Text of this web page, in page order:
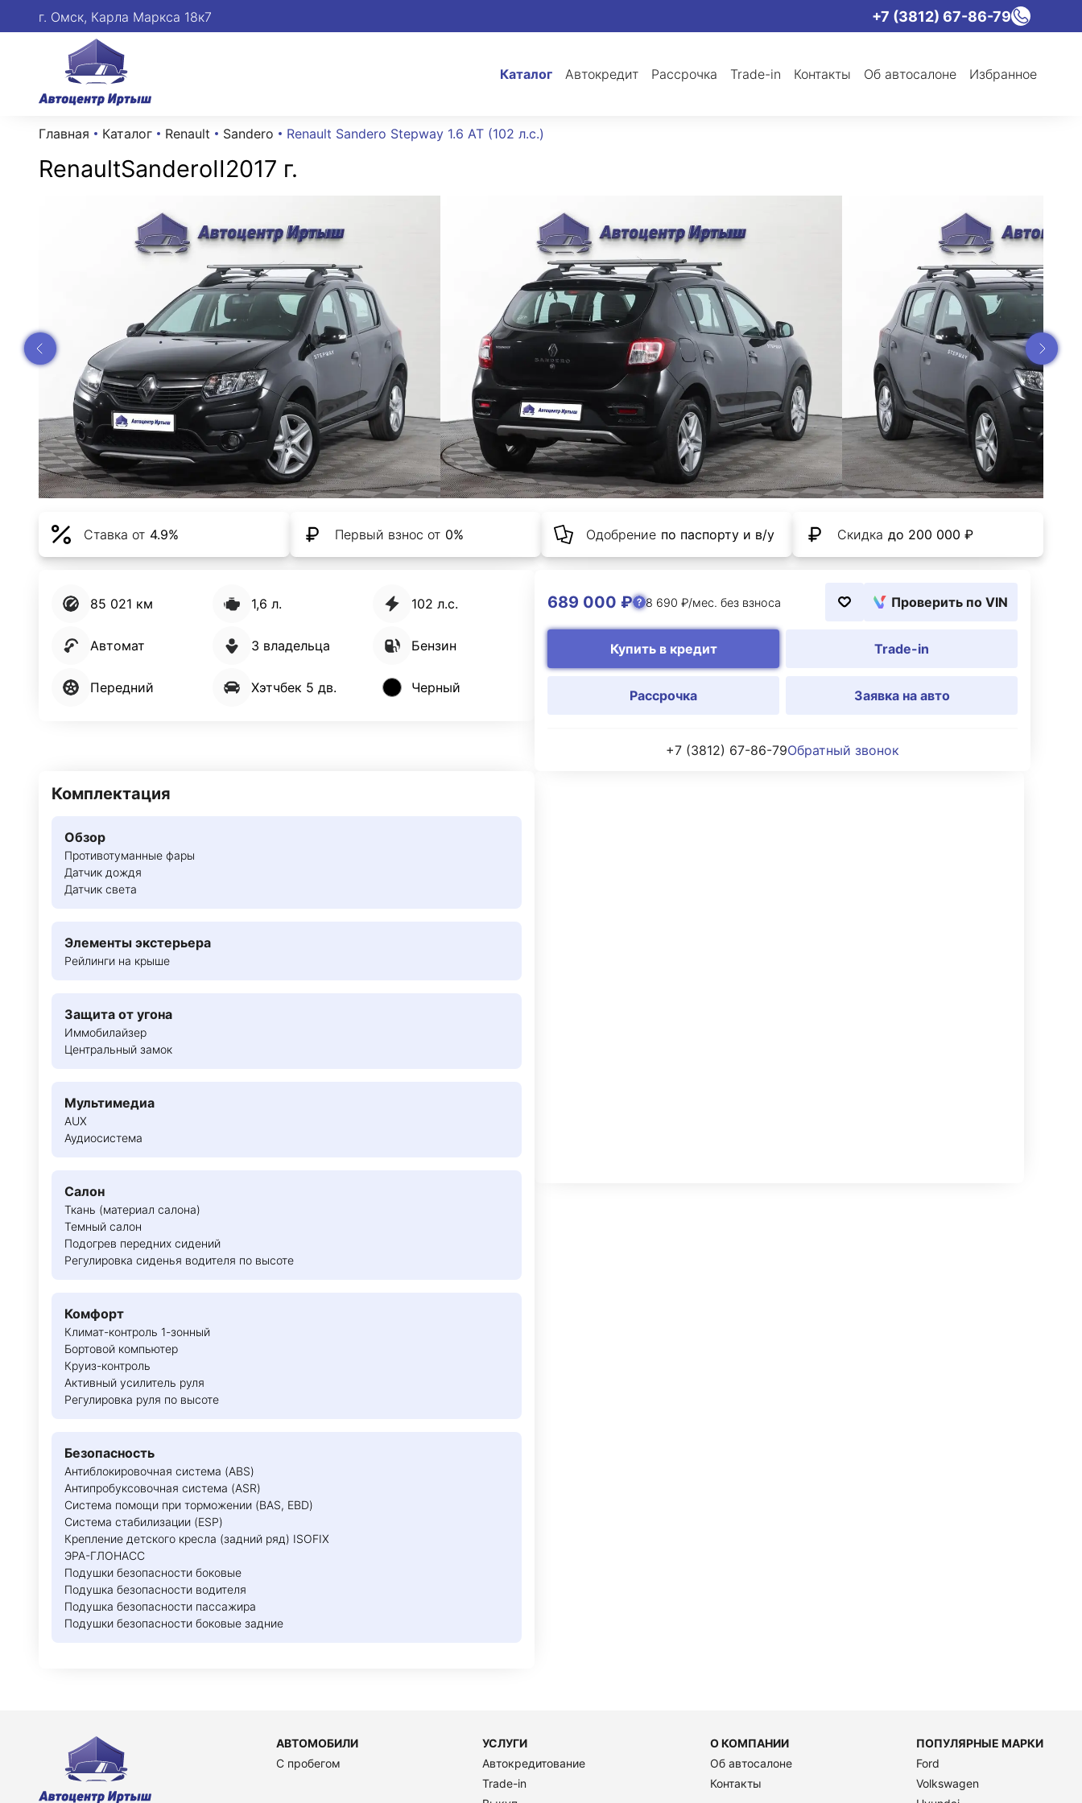
г. Омск, Карла Маркса 18к7 +7 (3812) 67-86-79
Каталог Автокредит Рассрочка Trade-in Контакты Об автосалоне Избранное
Главная Каталог Renault Sandero Renault Sandero Stepway 1.6 AT (102 л.с.)
RenaultSanderoII2017 г.
Ставка от 4.9% Первый взнос от 0% Одобрение по паспорту и в/у Скидка до 200 000 ₽
85 021 км 1,6 л. 102 л.с.
Автомат 3 владельца Бензин
Передний Хэтчбек 5 дв. Черный
689 000 ₽ 8 690 ₽/мес. без взноса Проверить по VIN
Купить в кредит Trade-in
Рассрочка Заявка на авто
+7 (3812) 67-86-79Обратный звонок
Комплектация
Обзор
Противотуманные фары
Датчик дождя
Датчик света
Элементы экстерьера
Рейлинги на крыше
Защита от угона
Иммобилайзер
Центральный замок
Мультимедиа
AUX
Аудиосистема
Салон
Ткань (материал салона)
Темный салон
Подогрев передних сидений
Регулировка сиденья водителя по высоте
Комфорт
Климат-контроль 1-зонный
Бортовой компьютер
Круиз-контроль
Активный усилитель руля
Регулировка руля по высоте
Безопасность
Антиблокировочная система (ABS)
Антипробуксовочная система (ASR)
Система помощи при торможении (BAS, EBD)
Система стабилизации (ESP)
Крепление детского кресла (задний ряд) ISOFIX
ЭРА-ГЛОНАСС
Подушки безопасности боковые
Подушка безопасности водителя
Подушка безопасности пассажира
Подушки безопасности боковые задние
АВТОМОБИЛИ
C пробегом
УСЛУГИ
Автокредитование
Trade-in
О КОМПАНИИ
Об автосалоне
Контакты
ПОПУЛЯРНЫЕ МАРКИ
Ford
Volkswagen